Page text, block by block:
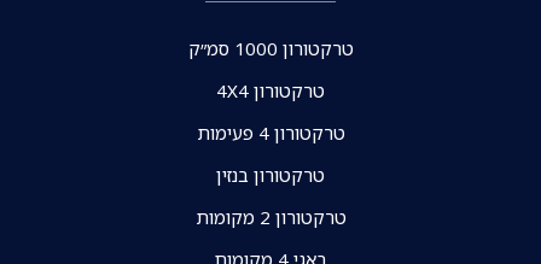
טרקטורון 1000 סמ״ק
טרקטורון 4X4
טרקטורון 4 פעימות
טרקטורון בנזין
טרקטורון 2 מקומות
באגי 4 מקומות